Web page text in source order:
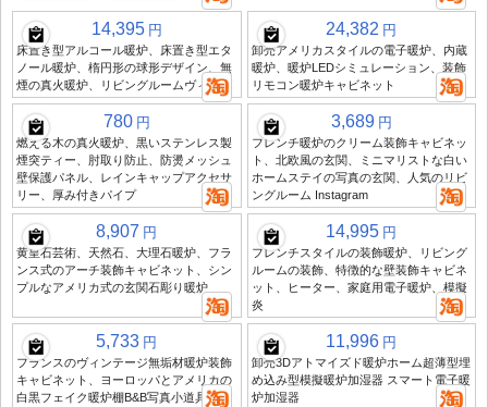
14,395 円
床置き型アルコール暖炉、床置き型エタ
ノール暖炉、楕円形の球形デザイン、無
煙の真火暖炉、リビングルームヴィラ
24,382 円
卸売アメリカスタイルの電子暖炉、内蔵
暖炉、暖炉LEDシミュレーション、装飾
リモコン暖炉キャビネット
780 円
燃える木の真火暖炉、黒いステンレス製
煙突ティー、肘取り防止、防燙メッシュ
壁保護パネル、レインキャップアクセサ
リー、厚み付きパイプ
3,689 円
フレンチ暖炉のクリーム装飾キャビネッ
ト、北欧風の玄関、ミニマリストな白い
ホームステイの写真の玄関、人気のリビ
ングルーム Instagram
8,907 円
黄皇石芸術、天然石、大理石暖炉、フラ
ンス式のアーチ装飾キャビネット、シン
プルなアメリカ式の玄関石彫り暖炉
14,995 円
フレンチスタイルの装飾暖炉、リビング
ルームの装飾、特徴的な壁装飾キャビネ
ット、ヒーター、家庭用電子暖炉、模擬
炎
5,733 円
フランスのヴィンテージ無垢材暖炉装飾
キャビネット、ヨーロッパとアメリカの
白黒フェイク暖炉棚B&B写真小道具
11,996 円
卸売3Dアトマイズド暖炉ホーム超薄型埋
め込み型模擬暖炉加湿器 スマート電子暖
炉加湿器